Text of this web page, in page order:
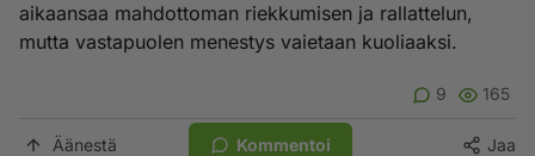
aikaansaa mahdottoman riekkumisen ja rallattelun,
mutta vastapuolen menestys vaietaan kuoliaaksi.
9 165
Äänestä Kommentoi Jaa